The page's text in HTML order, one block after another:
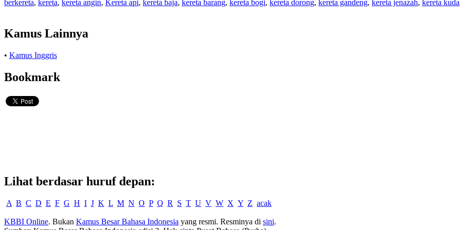
berkereta, kereta, kereta angin, Kereta api, kereta baja, kereta barang, kereta bogi, kereta dorong, kereta gandeng, kereta jenazah, kereta kuda
Kamus Lainnya
• Kamus Inggris
Bookmark
Lihat berdasar huruf depan:
A B C D E F G H I J K L M N O P Q R S T U V W X Y Z acak
KBBI Online. Bukan Kamus Besar Bahasa Indonesia yang resmi. Resminya di sini.